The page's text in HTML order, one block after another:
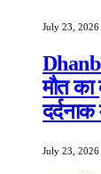
July 23, 2026
मौत
दर्दनाक
July 23, 2026